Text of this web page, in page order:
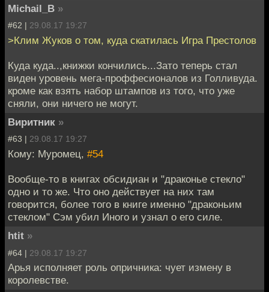
Michail_B »
#62 | 29.08.17 19:27
>Клим Жуков о том, куда скатилась Игра Престолов
Куда куда..,книжки кончились...Зато теперь стал
виден уровень мега-проффесионалов из Голливуда.
кроме как взять набор штампов из того, что уже
сняли, они ничего не могут.
Виритник »
#63 | 29.08.17 19:27
Кому: Муромец, #54
Вообще-то в книгах обсидиан и "драконье стекло"
одно и то же. Что оно действует на них там
говорится, более того в книге именно "драконьим
стеклом" Сэм убил Иного и узнал о его силе.
htit »
#64 | 29.08.17 19:27
Арья исполняет роль опричника: чует измену в
королевстве.